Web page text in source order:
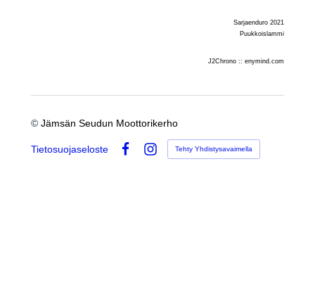
Sarjaenduro 2021
Puukkoislammi
J2Chrono :: enymind.com
©Jämsän Seudun Moottorikerho
Tietosuojaseloste
Instagram
Tehty Yhdistysavaimella